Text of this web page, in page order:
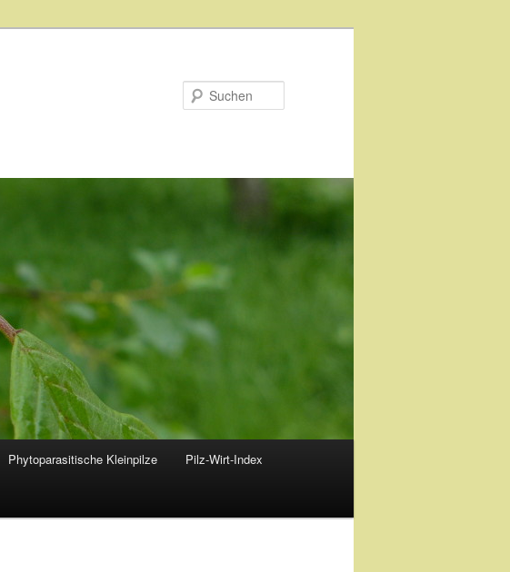
Phytoparasitische Kleinpilze Pilz-Wirt-Index